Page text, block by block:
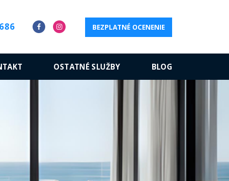
BEZPLATNÉ OCENENIE
OSTATNÉ SLUŽBY BLOG